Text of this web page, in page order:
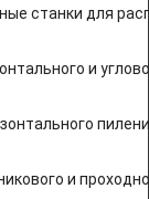
станки для
и
и